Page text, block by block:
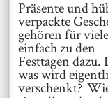
Präsente und
verpackte
gehören für viele
einfach zu den
Festtagen dazu.
was wird
verschenkt?